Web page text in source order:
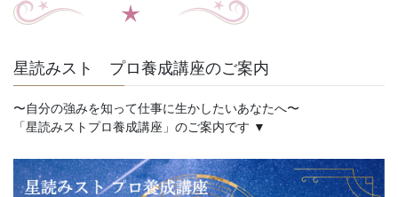
星読みスト プロ養成講座のご案内
〜自分の強みを知って仕事に生かしたいあなたへ〜
「星読みストプロ養成講座」のご案内です ▼